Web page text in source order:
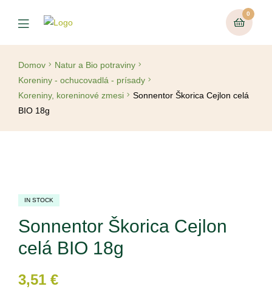
0
Domov
Natur a Bio potraviny
Koreniny - ochucovadlá - prísady
Koreniny, koreninové zmesi
Sonnentor Škorica Cejlon celá
BIO 18g
IN STOCK
Sonnentor Škorica Cejlon
celá BIO 18g
3,51 €